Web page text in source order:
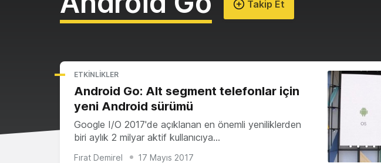
Takip Et
ETKINLIKLER
Android Go: Alt segment telefonlar için
yeni Android sürümü
Google I/O 2017'de açıklanan en önemli yeniliklerden
biri aylık 2 milyar aktif kullanıcıya…
Fırat Demirel 17 Mayıs 2017